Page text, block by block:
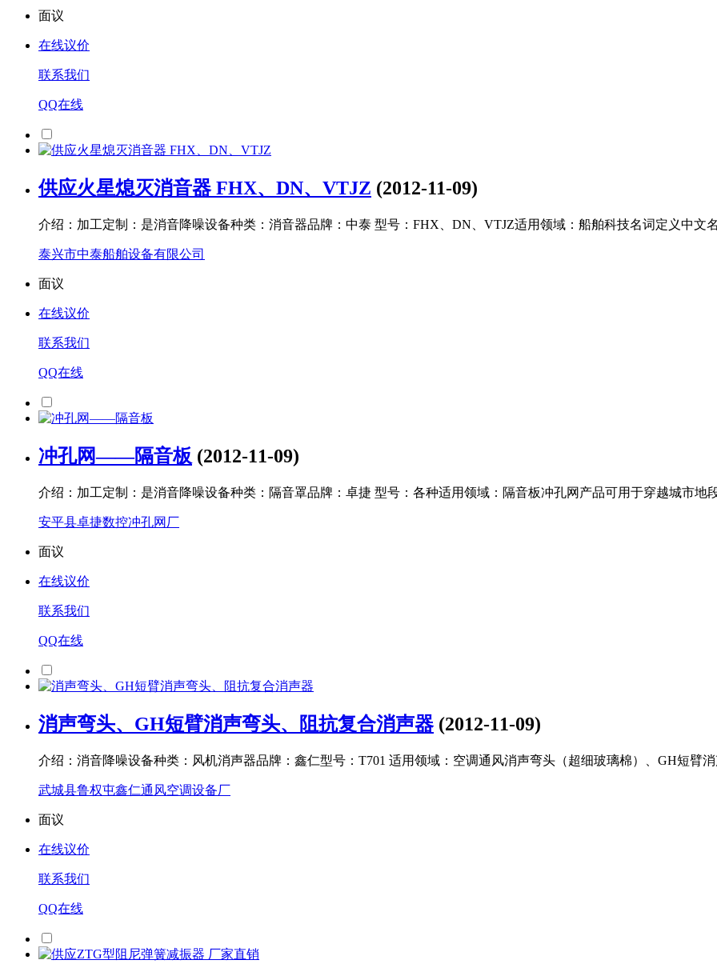
面议
在线议价
联系我们
QQ在线
供应火星熄灭消音器 FHX、DN、VTJZ (2012-11-09)
介绍：加工定制：是消音降噪设备种类：消音器品牌：中泰 型号：FHX、DN、VTJZ适用领域：船舶科技名词定义中文
泰兴市中泰船舶设备有限公司
面议
在线议价
联系我们
QQ在线
冲孔网——隔音板 (2012-11-09)
介绍：加工定制：是消音降噪设备种类：隔音罩品牌：卓捷 型号：各种适用领域：隔音板冲孔网产品可用于穿越城市地
安平县卓捷数控冲孔网厂
面议
在线议价
联系我们
QQ在线
消声弯头、GH短臂消声弯头、阻抗复合消声器 (2012-11-09)
介绍：消音降噪设备种类：风机消声器品牌：鑫仁型号：T701 适用领域：空调通风消声弯头（超细玻璃棉）、GH短臂
武城县鲁权屯鑫仁通风空调设备厂
面议
在线议价
联系我们
QQ在线